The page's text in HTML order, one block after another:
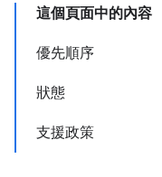
這個頁面中的內容
優先順序
狀態
支援政策